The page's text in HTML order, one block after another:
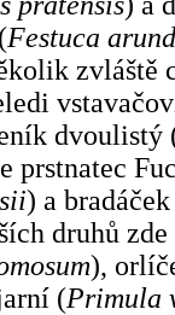
Festuca
zvláště
dvoulistý
prstnatec
) a
druhů
),
(Primula